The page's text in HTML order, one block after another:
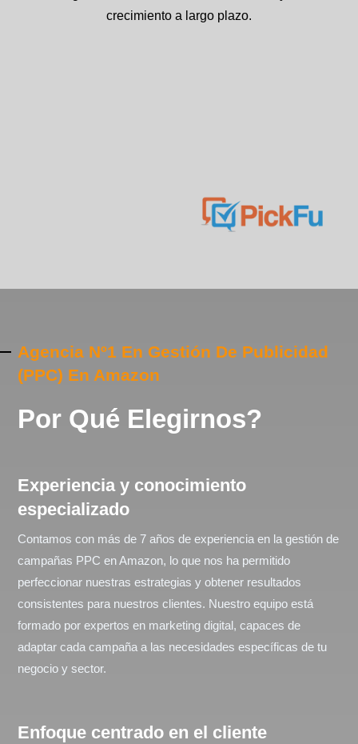
crecimiento a largo plazo.
Agencia Nº1 En Gestión De Publicidad
(PPC) En Amazon
Por Qué Elegirnos?
Experiencia y conocimiento
especializado
Contamos con más de 7 años de experiencia en la gestión de
campañas PPC en Amazon, lo que nos ha permitido
perfeccionar nuestras estrategias y obtener resultados
consistentes para nuestros clientes. Nuestro equipo está
formado por expertos en marketing digital, capaces de
adaptar cada campaña a las necesidades específicas de tu
negocio y sector.
Enfoque centrado en el cliente